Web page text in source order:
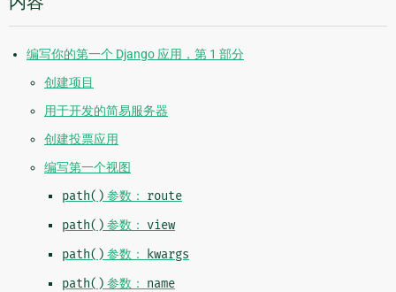
编写你的第一个 Django 应用，第 1 部分
创建项目
用于开发的简易服务器
创建投票应用
编写第一个视图
path() 参数： route
path() 参数： view
path() 参数：
kwargs
path() 参数： name